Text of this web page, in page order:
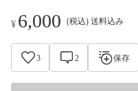
¥6,000 (税込) 送料込み
3 2 保存